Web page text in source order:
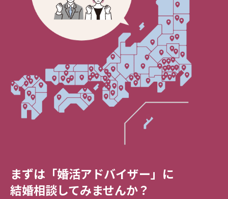
まずは「婚活アドバイザー」に
結婚相談してみませんか？